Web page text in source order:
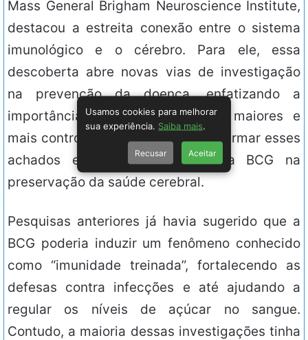
Mass General Brigham Neuroscience Institute,
destacou a estreita conexão entre o sistema
imunológico e o cérebro. Para ele, essa
descoberta abre novas vias de investigação
na prevenção da doença, enfatizando a
importância de realizar estudos maiores e
mais controlados que possam confirmar esses
achados e explorar o papel da BCG na
preservação da saúde cerebral.
Pesquisas anteriores já havia sugerido que a
BCG poderia induzir um fenômeno conhecido
como “imunidade treinada”, fortalecendo as
defesas contra infecções e até ajudando a
regular os níveis de açúcar no sangue.
Contudo, a maioria dessas investigações tinha
Usamos cookies para melhorar
sua experiência. Saiba mais
Recusar Aceitar